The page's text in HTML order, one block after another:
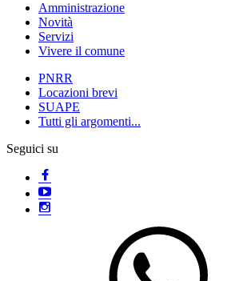
Amministrazione
Novità
Servizi
Vivere il comune
PNRR
Locazioni brevi
SUAPE
Tutti gli argomenti...
Seguici su